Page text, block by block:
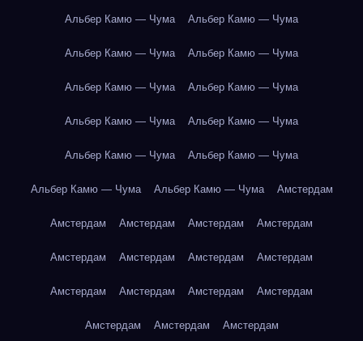
Альбер Камю — Чума Альбер Камю — Чума
Альбер Камю — Чума Альбер Камю — Чума
Альбер Камю — Чума Альбер Камю — Чума
Альбер Камю — Чума Альбер Камю — Чума
Альбер Камю — Чума Альбер Камю — Чума
Альбер Камю — Чума Альбер Камю — Чума Амстердам
Амстердам Амстердам Амстердам Амстердам
Амстердам Амстердам Амстердам Амстердам
Амстердам Амстердам Амстердам Амстердам
Амстердам Амстердам Амстердам